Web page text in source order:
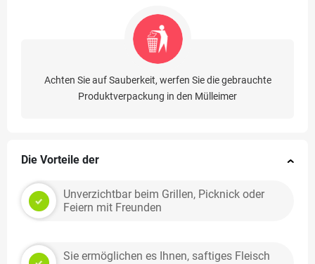
Achten Sie auf Sauberkeit, werfen Sie die gebrauchte
Produktverpackung in den Mülleimer
Die Vorteile der
Unverzichtbar beim Grillen, Picknick oder
Feiern mit Freunden
Sie ermöglichen es Ihnen, saftiges Fleisch